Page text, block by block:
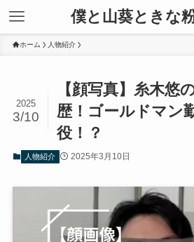
僕と山葵ときな
ホーム 人物紹介
【顔写真】糸木悠
歴！ゴールドマン
役！？
2025
3/10
人物紹介 2025年3月10日